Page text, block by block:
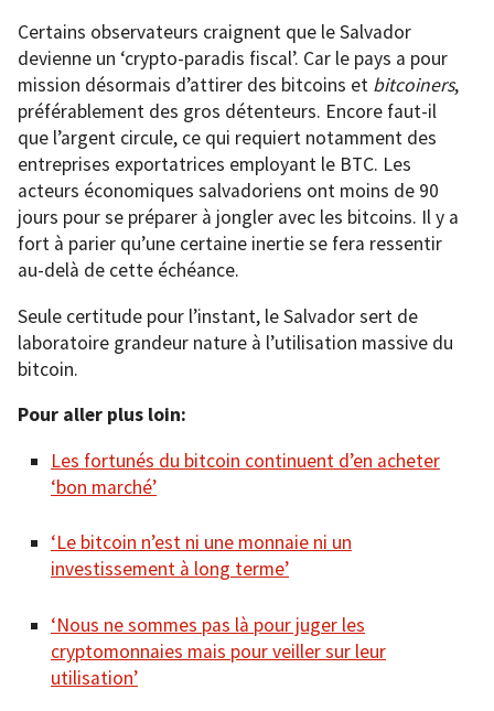
Certains observateurs craignent que le Salvador
devienne un ‘crypto-paradis fiscal’. Car le pays a pour
mission désormais d’attirer des bitcoins et bitcoiners,
préférablement des gros détenteurs. Encore faut-il
que l’argent circule, ce qui requiert notamment des
entreprises exportatrices employant le BTC. Les
acteurs économiques salvadoriens ont moins de 90
jours pour se préparer à jongler avec les bitcoins. Il y a
fort à parier qu’une certaine inertie se fera ressentir
au-delà de cette échéance.
Seule certitude pour l’instant, le Salvador sert de
laboratoire grandeur nature à l’utilisation massive du
bitcoin.
Pour aller plus loin:
Les fortunés du bitcoin continuent d’en acheter
‘bon marché’
‘Le bitcoin n’est ni une monnaie ni un
investissement à long terme’
‘Nous ne sommes pas là pour juger les
cryptomonnaies mais pour veiller sur leur
utilisation’